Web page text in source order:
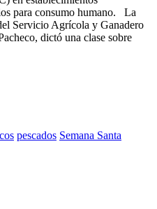
para consumo humano. La
Servicio Agrícola y Ganadero
dictó una clase sobre
pescados Semana Santa